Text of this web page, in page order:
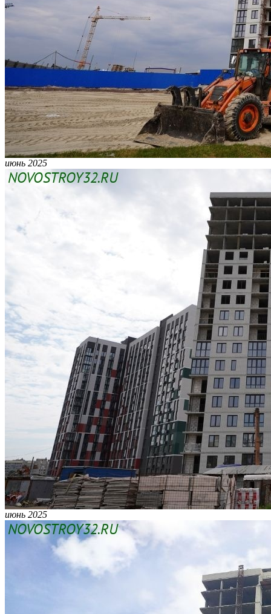
июнь 2025
июнь 2025